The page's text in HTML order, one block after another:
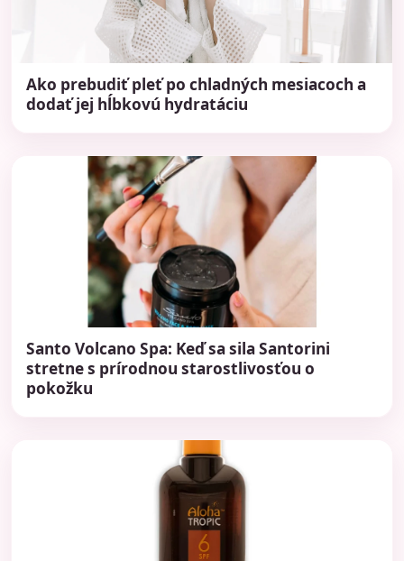
Ako prebudiť pleť po chladných mesiacoch a
dodať jej hĺbkovú hydratáciu
Santo Volcano Spa: Keď sa sila Santorini
stretne s prírodnou starostlivosťou o
pokožku